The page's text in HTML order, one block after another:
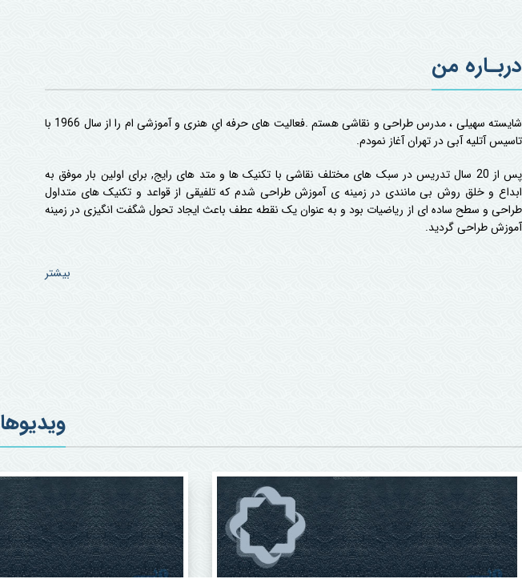
دربـاره من
شایسته سهیلی ، مدرس طراحی و نقاشی هستم .فعالیت های حرفه ایِ هنری و آموزشی ام را از سال 1966 با
تاسیس آتلیه آبی در تهران آغاز نمودم.
پس از 20 سال تدریس در سبک های مختلف نقاشی با تکنیک ها و متد های رایج, برای اولین بار موفق به
ابداع و خلق روش بی مانندی در زمینه ی آموزش طراحی شدم که تلفیقی از قواعد و تکنیک های متداول
طراحی و سطح ساده ای از ریاضیات بود و به عنوان یک نقطه عطف باعث ایجاد تحول شگفت انگیزی در زمینه
آموزش طراحی گردید.
بیشتر
ویدیوها